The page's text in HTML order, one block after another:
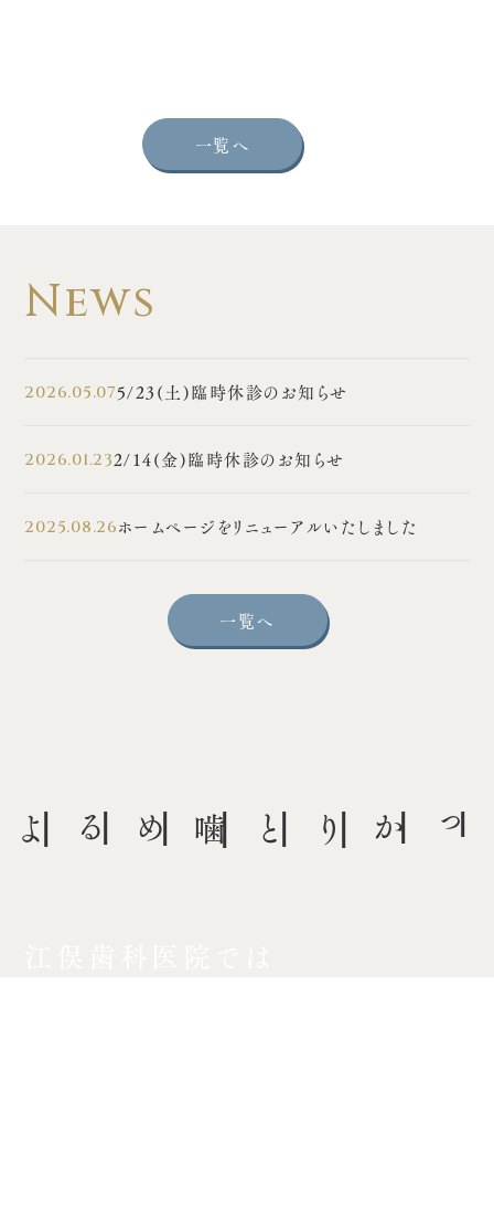
一覧へ
News
2026.05.075/23(土)臨時休診のお知らせ
2026.01.232/14(金)臨時休診のお知らせ
2025.08.26ホームページをリニューアルいたしました
一覧へ